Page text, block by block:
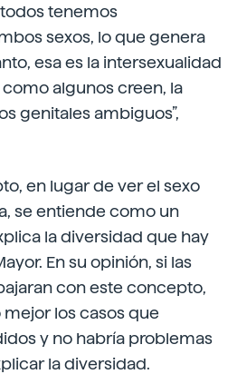
tenemos
sexos, lo que genera
esa es la intersexualidad
algunos creen, la
genitales ambiguos”,
en lugar de ver el sexo
se entiende como un
la diversidad que hay
En su opinión, si las
con este concepto,
los casos que
y no habría problemas
la diversidad.